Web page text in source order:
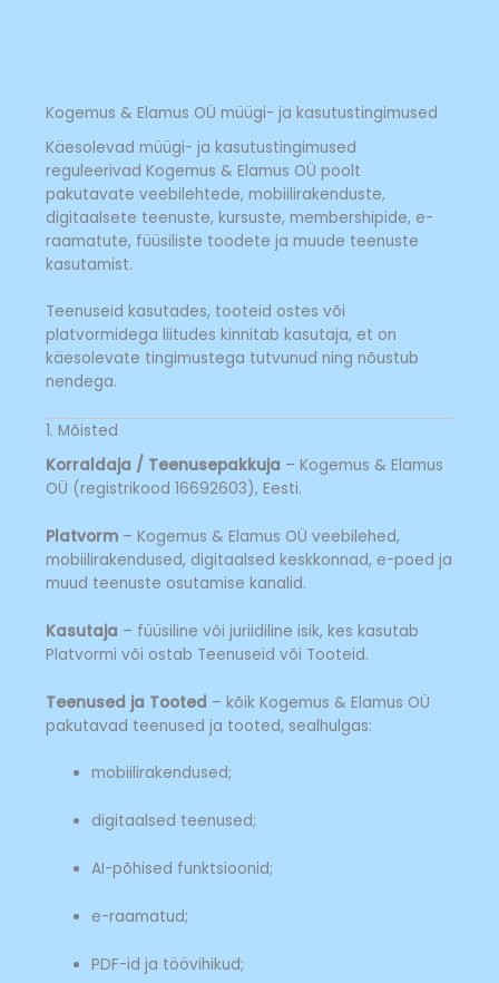
Kogemus & Elamus OÜ müügi- ja kasutustingimused
Käesolevad müügi- ja kasutustingimused
reguleerivad Kogemus & Elamus OÜ poolt
pakutavate veebilehtede, mobiilirakenduste,
digitaalsete teenuste, kursuste, membershipide, e-
raamatute, füüsiliste toodete ja muude teenuste
kasutamist.
Teenuseid kasutades, tooteid ostes või
platvormidega liitudes kinnitab kasutaja, et on
käesolevate tingimustega tutvunud ning nõustub
nendega.
1. Mõisted
Korraldaja / Teenusepakkuja – Kogemus & Elamus
OÜ (registrikood 16692603), Eesti.
Platvorm – Kogemus & Elamus OÜ veebilehed,
mobiilirakendused, digitaalsed keskkonnad, e-poed ja
muud teenuste osutamise kanalid.
Kasutaja – füüsiline või juriidiline isik, kes kasutab
Platvormi või ostab Teenuseid või Tooteid.
Teenused ja Tooted – kõik Kogemus & Elamus OÜ
pakutavad teenused ja tooted, sealhulgas:
mobiilirakendused;
digitaalsed teenused;
AI-põhised funktsioonid;
e-raamatud;
PDF-id ja töövihikud;